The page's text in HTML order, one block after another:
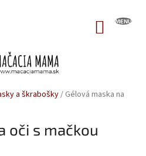
a škrabošky/ Gélová maska na
oči s mačkou